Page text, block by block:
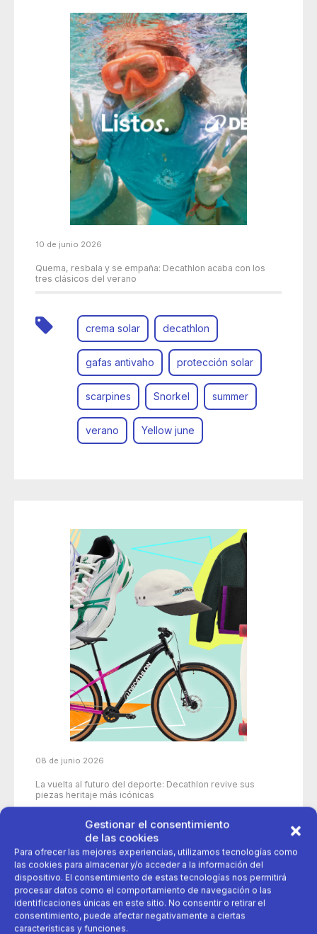
Gestionar el consentimiento
de las cookies
Para ofrecer las mejores experiencias, utilizamos tecnologías como
las cookies para almacenar y/o acceder a la información del
dispositivo. El consentimiento de estas tecnologías nos permitirá
procesar datos como el comportamiento de navegación o las
identificaciones únicas en este sitio. No consentir o retirar el
consentimiento, puede afectar negativamente a ciertas
características y funciones.
10 de junio 2026
Quema, resbala y se empaña: Decathlon acaba con los
tres clásicos del verano
crema solar decathlon
gafas antivaho protección solar
scarpines Snorkel summer
verano Yellow june
08 de junio 2026
La vuelta al futuro del deporte: Decathlon revive sus
piezas heritaje más icónicas
50 años aniversario
deporte Productos icónicos